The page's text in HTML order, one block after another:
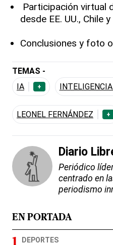
Participación virtual
desde EE. UU., Chile
Conclusiones y foto
TEMAS -
IA
+
LEONEL FERNÁNDEZ +
Diario
Periódico
centrado en
periodismo
EN PORTADA
DEPORTES